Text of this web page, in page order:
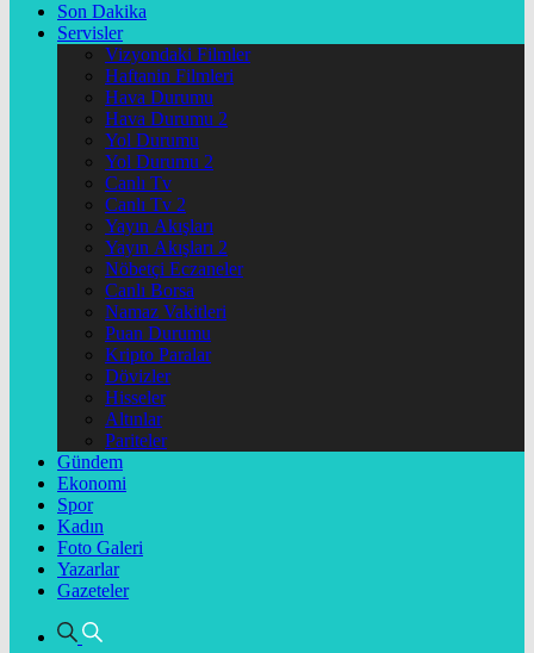
Son Dakika
Servisler
Vizyondaki Filmler
Haftanin Filmleri
Hava Durumu
Hava Durumu 2
Yol Durumu
Yol Durumu 2
Canlı Tv
Canlı Tv 2
Yayın Akışları
Yayın Akışları 2
Nöbetçi Eczaneler
Canlı Borsa
Namaz Vakitleri
Puan Durumu
Kripto Paralar
Dövizler
Hisseler
Altınlar
Pariteler
Gündem
Ekonomi
Spor
Kadın
Foto Galeri
Yazarlar
Gazeteler